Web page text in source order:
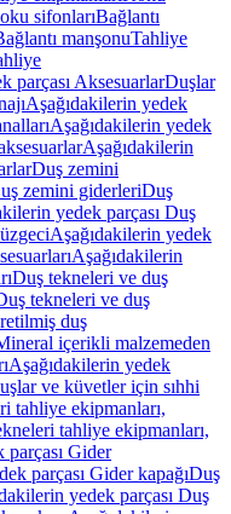
sifonlarıBağlantı
manşonuTahliye
parçası AksesuarlarDuşlar
Aşağıdakilerin yedek
Aşağıdakilerin yedek
Aşağıdakilerin
Duş zemini
zemini giderleriDuş
yedek parçası Duş
Aşağıdakilerin yedek
Aşağıdakilerin
Duş tekneleri ve duş
tekneleri ve duş
duş
içerikli malzemeden
Aşağıdakilerin yedek
ve küvetler için sıhhi
tahliye ekipmanları,
tahliye ekipmanları,
parçası Gider
parçası Gider kapağıDuş
yedek parçası Duş